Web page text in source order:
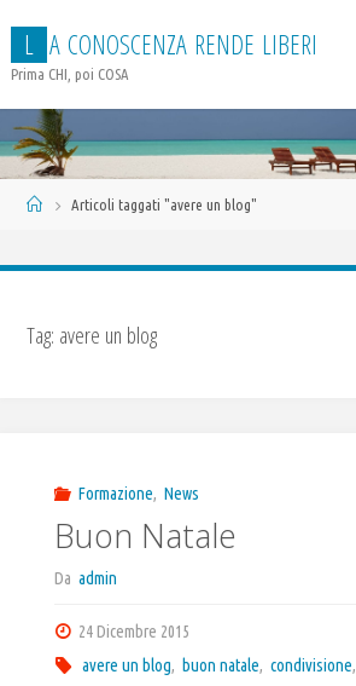
contenuto
L A CONOSCENZA RENDE LIBERI
Prima CHI, poi COSA
HomeArticoli taggati "avere un blog"
Tag: avere un blog
Formazione, News
Buon Natale
Da admin
24 Dicembre 2015
avere un blog, buon natale, condivisione,